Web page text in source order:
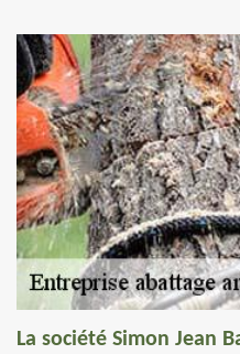
La société Simon Jean